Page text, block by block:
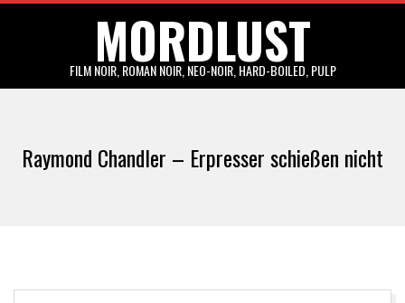
MORDLUST
FILM NOIR, ROMAN NOIR, NEO-NOIR, HARD-BOILED, PULP
Menu
Raymond Chandler – Erpresser schießen nicht